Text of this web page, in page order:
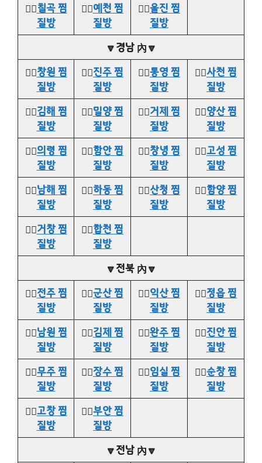
👉🏻칠곡 찜
질방
👉🏻예천 찜
질방
👉🏻울진 찜
질방
🔽경남 內🔽
👉🏻창원 찜
질방
👉🏻진주 찜
질방
👉🏻통영 찜
질방
👉🏻사천 찜
질방
👉🏻김해 찜
질방
👉🏻밀양 찜
질방
👉🏻거제 찜
질방
👉🏻양산 찜
질방
👉🏻의령 찜
질방
👉🏻함안 찜
질방
👉🏻창녕 찜
질방
👉🏻고성 찜
질방
👉🏻남해 찜
질방
👉🏻하동 찜
질방
👉🏻산청 찜
질방
👉🏻함양 찜
질방
👉🏻거창 찜
질방
👉🏻합천 찜
질방
🔽전북 內🔽
👉🏻전주 찜
질방
👉🏻군산 찜
질방
👉🏻익산 찜
질방
👉🏻정읍 찜
질방
👉🏻남원 찜
질방
👉🏻김제 찜
질방
👉🏻완주 찜
질방
👉🏻진안 찜
질방
👉🏻무주 찜
질방
👉🏻장수 찜
질방
👉🏻임실 찜
질방
👉🏻순창 찜
질방
👉🏻고창 찜
질방
👉🏻부안 찜
질방
🔽전남 內🔽